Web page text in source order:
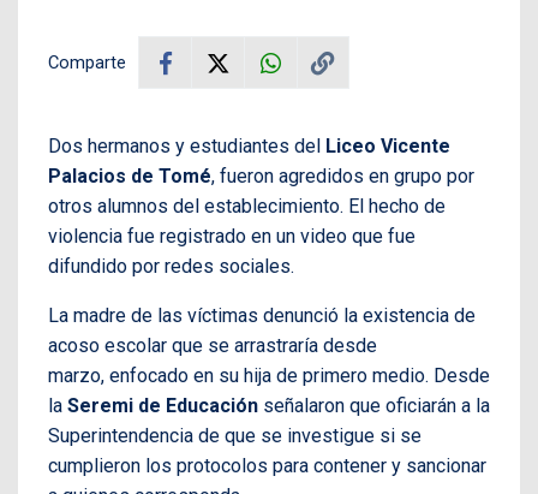
Comparte
Dos hermanos y estudiantes del Liceo Vicente
Palacios de Tomé, fueron agredidos en grupo por
otros alumnos del establecimiento. El hecho de
violencia fue registrado en un video que fue
difundido por redes sociales.
La madre de las víctimas denunció la existencia de
acoso escolar que se arrastraría desde
marzo, enfocado en su hija de primero medio. Desde
la Seremi de Educación señalaron que oficiarán a la
Superintendencia de que se investigue si se
cumplieron los protocolos para contener y sancionar